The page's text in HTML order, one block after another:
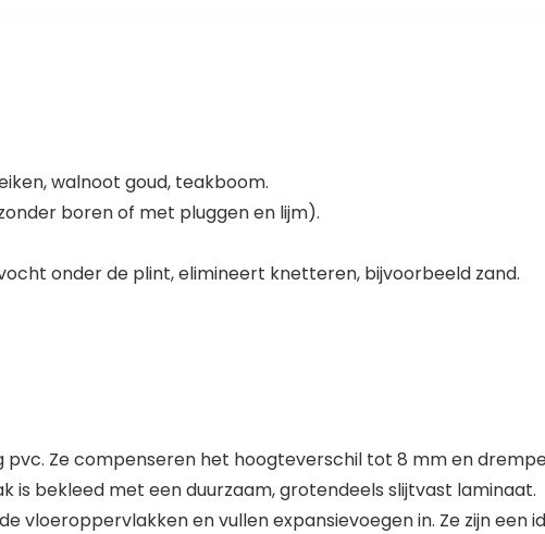
walnoot goud, teakboom.
boren of met pluggen en lijm).
onder de plint, elimineert knetteren, bijvoorbeeld zand.
Ze compenseren het hoogteverschil tot 8 mm en
is bekleed met een duurzaam, grotendeels slijtvast laminaat.
vloeroppervlakken en vullen expansievoegen in. Ze zijn een